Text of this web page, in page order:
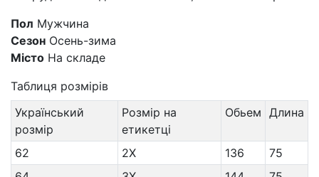
Пол Мужчина
Сезон Осень-зима
Місто На складе
Таблиця розмірів
Український
розмір
Розмір на
етикетці
Обьем Длина
62 2X 136
75